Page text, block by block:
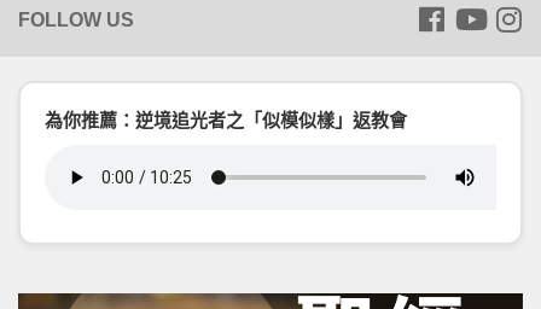
為你推薦：逆境追光者之「似模似樣」返教會